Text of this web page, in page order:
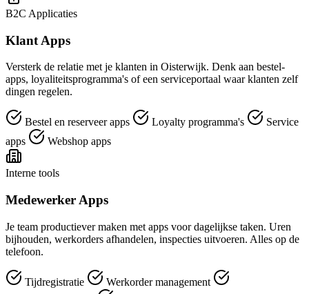
B2C Applicaties
Klant Apps
Versterk de relatie met je klanten in Oisterwijk. Denk aan bestel-
apps, loyaliteitsprogramma's of een serviceportaal waar klanten zelf
dingen regelen.
Bestel en reserveer apps Loyalty programma's
Service
apps
Webshop apps
Interne tools
Medewerker Apps
Je team productiever maken met apps voor dagelijkse taken. Uren
bijhouden, werkorders afhandelen, inspecties uitvoeren. Alles op de
telefoon.
Tijdregistratie
Werkorder management